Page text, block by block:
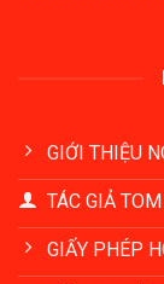
GIỚI THIỆU
TÁC GIẢ
GIẤY PHÉP